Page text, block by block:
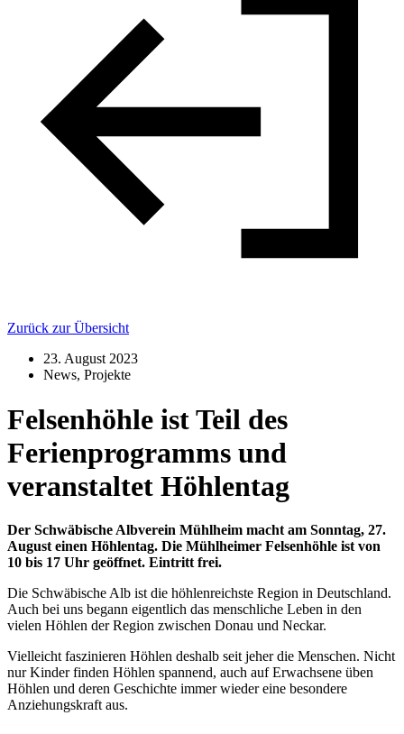
Zurück zur Übersicht
23. August 2023
News, Projekte
Felsenhöhle ist Teil des
Ferienprogramms und
veranstaltet Höhlentag
Der Schwäbische Albverein Mühlheim macht am Sonntag, 27.
August einen Höhlentag. Die Mühlheimer Felsenhöhle ist von
10 bis 17 Uhr geöffnet. Eintritt frei.
Die Schwäbische Alb ist die höhlenreichste Region in Deutschland.
Auch bei uns begann eigentlich das menschliche Leben in den
vielen Höhlen der Region zwischen Donau und Neckar.
Vielleicht faszinieren Höhlen deshalb seit jeher die Menschen. Nicht
nur Kinder finden Höhlen spannend, auch auf Erwachsene üben
Höhlen und deren Geschichte immer wieder eine besondere
Anziehungskraft aus.